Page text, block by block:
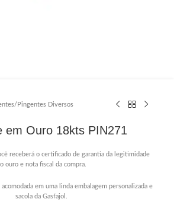
/ Pingentes Diversos
em Ouro 18kts PIN271
receberá o certificado de garantia da legitimidade
ouro e nota fiscal da compra.
em uma linda embalagem personalizada e
sacola da Gasfajol.